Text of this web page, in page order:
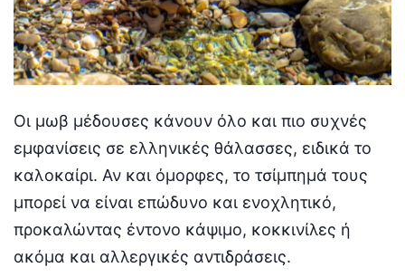
Οι μωβ μέδουσες κάνουν όλο και πιο συχνές
εμφανίσεις σε ελληνικές θάλασσες, ειδικά το
καλοκαίρι. Αν και όμορφες, το τσίμπημά τους
μπορεί να είναι επώδυνο και ενοχλητικό,
προκαλώντας έντονο κάψιμο, κοκκινίλες ή
ακόμα και αλλεργικές αντιδράσεις.